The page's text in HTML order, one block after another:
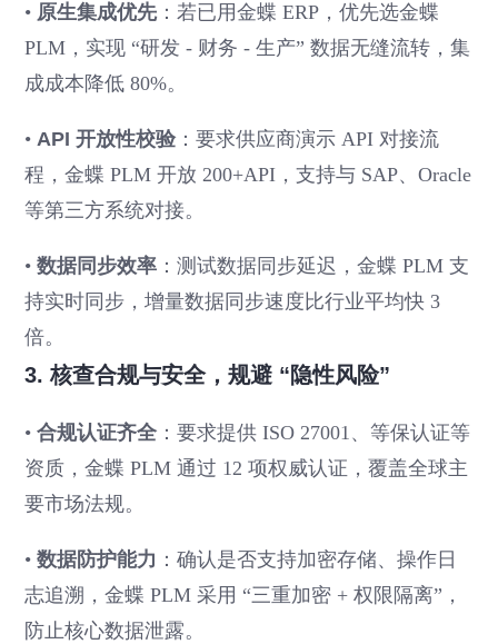
• 原生集成优先：若已用金蝶 ERP，优先选金蝶
PLM，实现 “研发 - 财务 - 生产” 数据无缝流转，集
成成本降低 80%。
•API 开放性校验：要求供应商演示 API 对接流
程，金蝶 PLM 开放 200+API，支持与 SAP、Oracle
等第三方系统对接。
•数据同步效率 ：测试数据同步延迟，金蝶 PLM 支
持实时同步，增量数据同步速度比行业平均快 3
倍。
3. 核查合规与安全，规避 “隐性风险”
•合规认证齐全 ：要求提供 ISO 27001、等保认证等
资质，金蝶 PLM 通过 12 项权威认证，覆盖全球主
要市场法规。
•数据防护能力 ：确认是否支持加密存储、操作日
志追溯，金蝶 PLM 采用 “三重加密 + 权限隔离”，
防止核心数据泄露。